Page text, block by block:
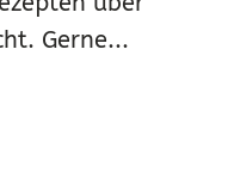
Gerne...